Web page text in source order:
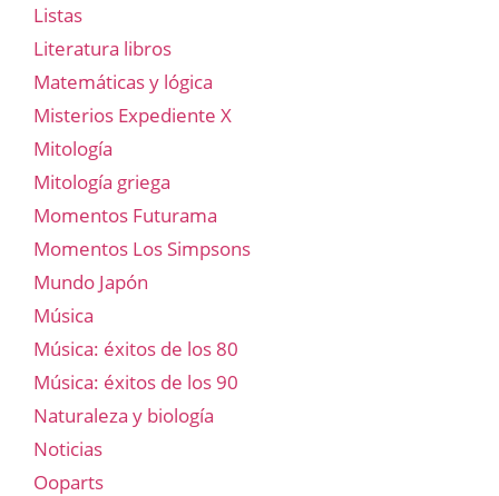
Listas
Literatura libros
Matemáticas y lógica
Misterios Expediente X
Mitología
Mitología griega
Momentos Futurama
Momentos Los Simpsons
Mundo Japón
Música
Música: éxitos de los 80
Música: éxitos de los 90
Naturaleza y biología
Noticias
Ooparts